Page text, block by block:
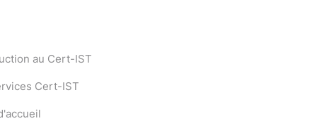
au Cert-IST
Cert-IST